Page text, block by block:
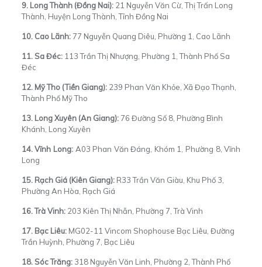
9. Long Thành (Đồng Nai): 21 Nguyễn Văn Cừ, Thị Trấn Long
Thành, Huyện Long Thành, Tỉnh Đồng Nai
10. Cao Lãnh: 77 Nguyễn Quang Diêu, Phường 1, Cao Lãnh
11. Sa Đéc: 113 Trần Thị Nhượng, Phường 1, Thành Phố Sa
Đéc
12. Mỹ Tho (Tiền Giang): 239 Phan Văn Khỏe, Xã Đạo Thạnh,
Thành Phố Mỹ Tho
13. Long Xuyên (An Giang): 76 Đường Số 8, Phường Bình
Khánh, Long Xuyên
14. Vĩnh Long:A03 Phan Văn Đáng, Khóm 1, Phường 8, Vĩnh
Long
15. Rạch Giá (Kiên Giang): R33 Trần Văn Giàu, Khu Phố 3,
Phường An Hòa, Rạch Giá
16. Trà Vinh: 203 Kiên Thị Nhẫn, Phường 7, Trà Vinh
17. Bạc Liêu:MG02-11 Vincom Shophouse Bạc Liêu, Đường
Trần Huỳnh, Phường 7, Bạc Liêu
18. Sóc Trăng: 318 Nguyễn Văn Linh, Phường 2, Thành Phố